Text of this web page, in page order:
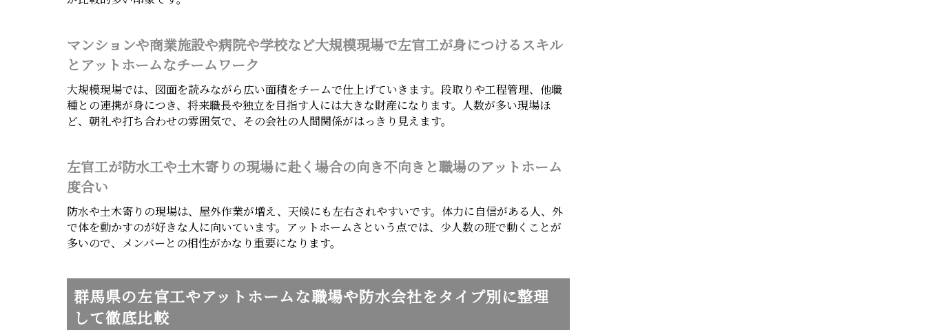
マンションや商業施設や病院や学校など大規模現場で左官工が身につけるスキル
とアットホームなチームワーク
大規模現場では、図面を読みながら広い面積をチームで仕上げていきます。段取りや工程管理、他職
種との連携が身につき、将来職長や独立を目指す人には大きな財産になります。人数が多い現場ほ
ど、朝礼や打ち合わせの雰囲気で、その会社の人間関係がはっきり見えます。
左官工が防水工や土木寄りの現場に赴く場合の向き不向きと職場のアットホーム
度合い
防水や土木寄りの現場は、屋外作業が増え、天候にも左右されやすいです。体力に自信がある人、外
で体を動かすのが好きな人に向いています。アットホームさという点では、少人数の班で動くことが
多いので、メンバーとの相性がかなり重要になります。
群馬県の左官工やアットホームな職場や防水会社をタイプ別に整理
して徹底比較